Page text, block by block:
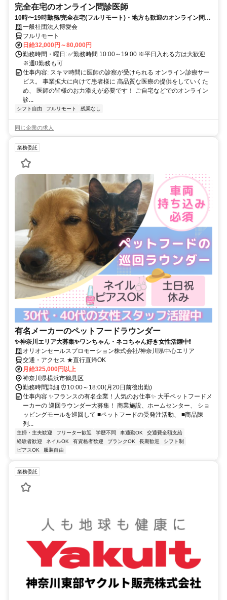
完全在宅のオンライン問診医師
10時〜19時勤務/完全在宅(フルリモート)・地方も歓迎のオンライン問診
業務一般社団法人博愛会
フルリモート
日給32,000円～80,000円
勤務時間・曜日: ✅勤務時間 10:00～19:00 ※平日入れる方は大歓迎
※週0勤務も可
仕事内容: スキマ時間に医師の診察が受けられる オンライン診療サー
ビス。 事業拡大に向けて患者様に 高品質な医療の提供をしていくた
め、 医師の皆様のお力添えが必要です！ ご自宅などでのオンライン
診...
シフト自由 フルリモート 残業なし
同じ企業の求人
業務委託
有名メーカーのペットフードラウンダー
✨神奈川エリア大募集✨ワンちゃん・ネコちゃん好き女性活躍中❗
オリオンセールスプロモーション株式会社/神奈川県中心エリア
交通・アクセス ★直行直帰OK
月給325,000円以上
神奈川県横浜市鶴見区
勤務時間詳細 ⏰10:00～18:00(月20日前後出勤)
仕事内容 ✨フランスの有名企業！人気のお仕事✨ 大手ペットフードメ
ーカーの 巡回ラウンダー大募集！ 商業施設、ホームセンター、 ショ
ッピングモールを巡回して ■ペットフードの受発注活動、 ■商品陳
列...
主婦・主夫歓迎 フリーター歓迎 学歴不問 車通勤OK
交通費全額支給
経験者歓迎
ネイルOK 有資格者歓迎 ブランクOK 長期歓迎
シフト制
ピアスOK
服装自由
業務委託